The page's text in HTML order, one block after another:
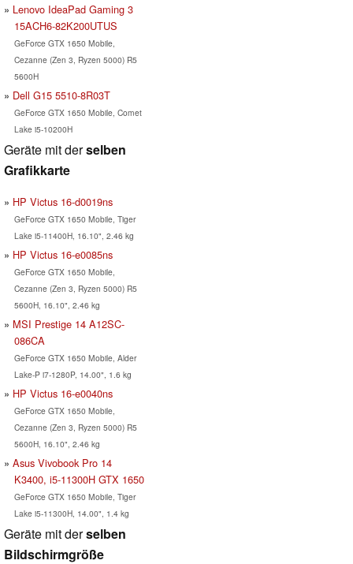
Lenovo IdeaPad Gaming 3
15ACH6-82K200UTUS
GeForce GTX 1650 Mobile,
Cezanne (Zen 3, Ryzen 5000) R5
5600H
Dell G15 5510-8R03T
GeForce GTX 1650 Mobile, Comet
Lake i5-10200H
Geräte mit derselben
Grafikkarte
HP Victus 16-d0019ns
GeForce GTX 1650 Mobile, Tiger
Lake i5-11400H, 16.10", 2.46 kg
HP Victus 16-e0085ns
GeForce GTX 1650 Mobile,
Cezanne (Zen 3, Ryzen 5000) R5
5600H, 16.10", 2.46 kg
MSI Prestige 14 A12SC-
086CA
GeForce GTX 1650 Mobile, Alder
Lake-P i7-1280P, 14.00", 1.6 kg
HP Victus 16-e0040ns
GeForce GTX 1650 Mobile,
Cezanne (Zen 3, Ryzen 5000) R5
5600H, 16.10", 2.46 kg
Asus Vivobook Pro 14
K3400, i5-11300H GTX 1650
GeForce GTX 1650 Mobile, Tiger
Lake i5-11300H, 14.00", 1.4 kg
Geräte mit derselben
Bildschirmgröße